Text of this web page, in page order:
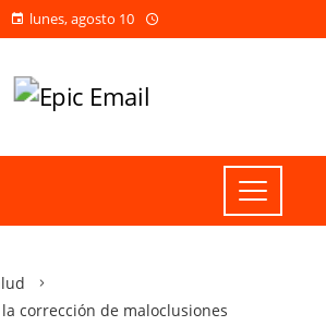
lunes, agosto 10
corrección de maloclusiones